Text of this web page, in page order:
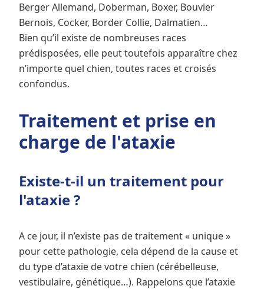
Berger Allemand, Doberman, Boxer, Bouvier
Bernois, Cocker, Border Collie, Dalmatien…
Bien qu’il existe de nombreuses races
prédisposées, elle peut toutefois apparaître chez
n’importe quel chien, toutes races et croisés
confondus.
Traitement et prise en
charge de l'ataxie
Existe-t-il un traitement pour
l'ataxie ?
A ce jour, il n’existe pas de traitement « unique »
pour cette pathologie, cela dépend de la cause et
du type d’ataxie de votre chien (cérébelleuse,
vestibulaire, génétique…). Rappelons que l’ataxie